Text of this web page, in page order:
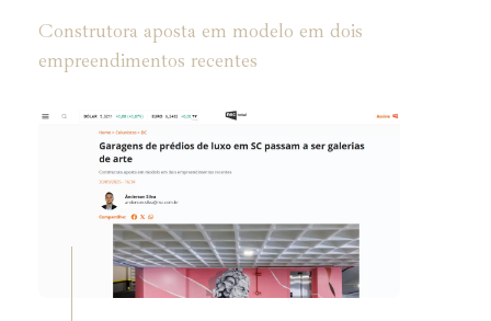
Construtora aposta em modelo em dois
empreendimentos recentes